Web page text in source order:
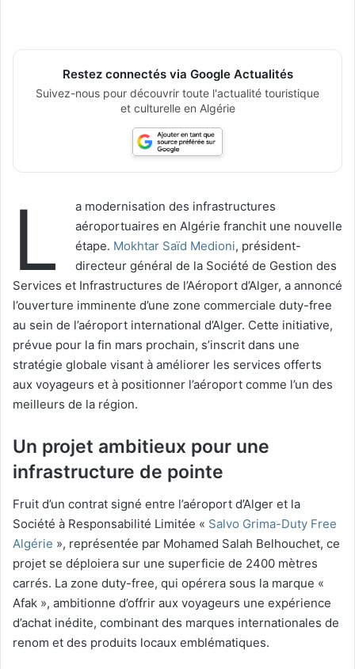
Restez connectés via Google Actualités
Suivez-nous pour découvrir toute l'actualité touristique
et culturelle en Algérie
L
a modernisation des infrastructures
aéroportuaires en Algérie franchit une nouvelle
étape. Mokhtar Saïd Medioni, président-
directeur général de la Société de Gestion des
Services et Infrastructures de l’Aéroport d’Alger, a annoncé
l’ouverture imminente d’une zone commerciale duty-free
au sein de l’aéroport international d’Alger. Cette initiative,
prévue pour la fin mars prochain, s’inscrit dans une
stratégie globale visant à améliorer les services offerts
aux voyageurs et à positionner l’aéroport comme l’un des
meilleurs de la région.
Un projet ambitieux pour une
infrastructure de pointe
Fruit d’un contrat signé entre l’aéroport d’Alger et la
Société à Responsabilité Limitée « Salvo Grima-Duty Free
Algérie », représentée par Mohamed Salah Belhouchet, ce
projet se déploiera sur une superficie de 2400 mètres
carrés. La zone duty-free, qui opérera sous la marque «
Afak », ambitionne d’offrir aux voyageurs une expérience
d’achat inédite, combinant des marques internationales de
renom et des produits locaux emblématiques.